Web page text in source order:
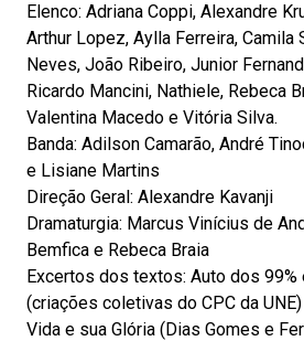
Elenco: Adriana Coppi, Alexandre
Arthur Lopez, Aylla Ferreira, Camila
Neves, João Ribeiro, Junior
Ricardo Mancini, Nathiele, Rebeca
Valentina Macedo e Vitória Silva.
Banda: Adilson Camarão, André
e Lisiane Martins
Direção Geral: Alexandre Kavanji
Dramaturgia: Marcus Vinícius de
Bemfica e Rebeca Braia
Excertos dos textos: Auto dos 99%
(criações coletivas do CPC da
Vida e sua Glória (Dias Gomes e